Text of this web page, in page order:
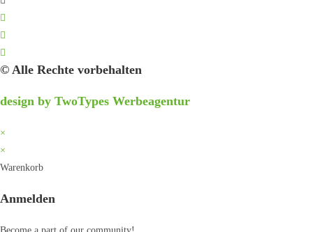
© Alle Rechte vorbehalten
design by TwoTypes Werbeagentur
×
×
Warenkorb
Anmelden